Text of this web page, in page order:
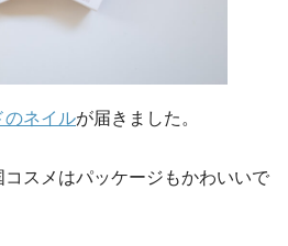
のネイルが届きました。
スメはパッケージもかわいいで